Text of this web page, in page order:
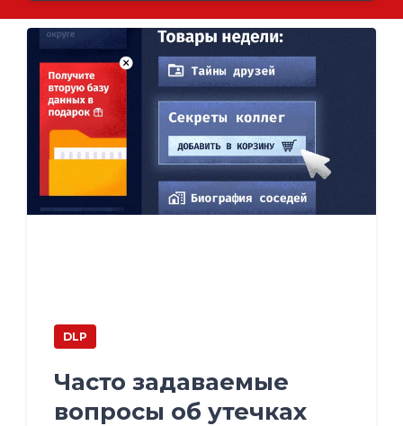
DLP
Часто задаваемые
вопросы об утечках